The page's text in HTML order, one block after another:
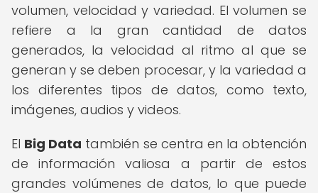
volumen, velocidad y variedad. El volumen se
refiere a la gran cantidad de datos
generados, la velocidad al ritmo al que se
generan y se deben procesar, y la variedad a
los diferentes tipos de datos, como texto,
imágenes, audios y videos.
El Big Data también se centra en la obtención
de información valiosa a partir de estos
grandes volúmenes de datos, lo que puede